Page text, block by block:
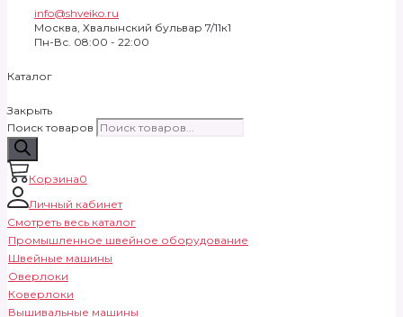
info@shveiko.ru
Москва, Хвалынский бульвар 7/11к1
Пн-Вс. 08:00 - 22:00
Каталог
Закрыть
Поиск товаров
Корзина0
Личный кабинет
Смотреть весь каталог
Промышленное швейное оборудование
Швейные машины
Оверлоки
Коверлоки
Вышивальные машины